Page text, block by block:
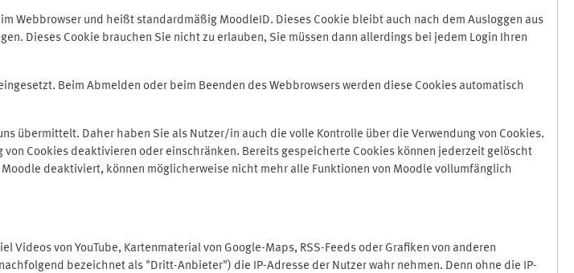
Webbrowser und heißt standardmäßig MoodleID. Dieses Cookie bleibt auch nach dem Ausloggen aus
Dieses Cookie brauchen Sie nicht zu erlauben, Sie müssen dann allerdings bei jedem Login Ihren
Beim Abmelden oder beim Beenden des Webbrowsers werden diese Cookies automatisch
übermittelt. Daher haben Sie als Nutzer/in auch die volle Kontrolle über die Verwendung von Cookies.
Cookies deaktivieren oder einschränken. Bereits gespeicherte Cookies können jederzeit gelöscht
deaktiviert, können möglicherweise nicht mehr alle Funktionen von Moodle vollumfänglich
von YouTube, Kartenmaterial von Google-Maps, RSS-Feeds oder Grafiken von anderen
bezeichnet als "Dritt-Anbieter") die IP-Adresse der Nutzer wahr nehmen. Denn ohne die IP-